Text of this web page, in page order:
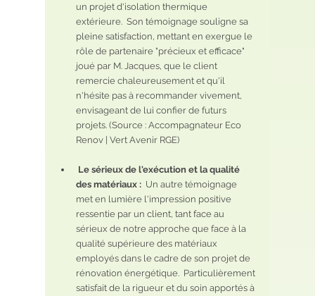
un projet d'isolation thermique
extérieure.  Son témoignage souligne sa
pleine satisfaction, mettant en exergue le
rôle de partenaire "précieux et efficace"
joué par M. Jacques, que le client
remercie chaleureusement et qu'il
n'hésite pas à recommander vivement,
envisageant de lui confier de futurs
projets. (Source : Accompagnateur Eco
Renov | Vert Avenir RGE)
Le sérieux de l'exécution et la qualité
des matériaux : Un autre témoignage
met en lumière l'impression positive
ressentie par un client, tant face au
sérieux de notre approche que face à la
qualité supérieure des matériaux
employés dans le cadre de son projet de
rénovation énergétique.  Particulièrement
satisfait de la rigueur et du soin apportés à